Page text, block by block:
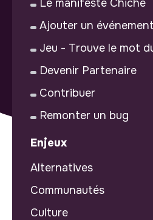
Le manifeste Chiche
Ajouter un événement
Jeu - Trouve le mot
Devenir Partenaire
Contribuer
Remonter un bug
Enjeux
Alternatives
Communautés
Culture